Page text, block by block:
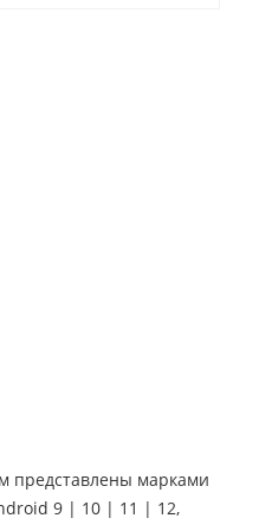
представлены марками
9 | 10 | 11 | 12,